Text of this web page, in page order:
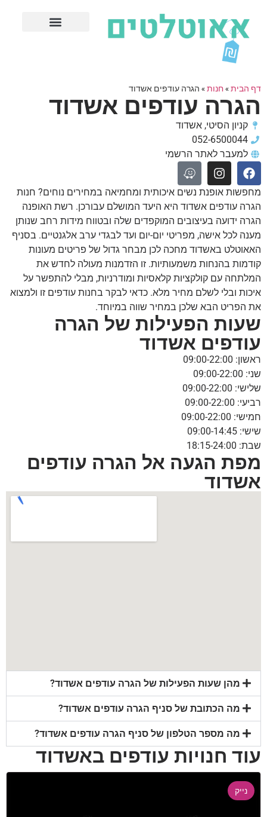
דף הבית» חנות» הגרה עודפים אשדוד
הגרה עודפים אשדוד
קניון הסיטי, אשדוד
052-6500044
למעבר לאתר הרשמי
מחפשות אופנת נשים איכותית ומחמיאה במחירים נוחים? חנות
הגרה עודפים אשדוד היא היעד המושלם עבורכן. רשת האופנה
הגרה ידועה בעיצובים המוקפדים שלה ובטווח מידות רחב שנותן
מענה לכל אישה, מפריטי יום-יום ועד לבגדי ערב אלגנטיים. בסניף
האאוטלט באשדוד מחכה לכן מבחר גדול של פריטים מעונות
קודמות בהנחות משמעותיות. זו הזדמנות מעולה לחדש את
המלתחה עם קולקציות קלאסיות ומודרניות, מבלי להתפשר על
איכות ובלי לשלם מחיר מלא. כדאי לבקר בחנות עודפים זו ולמצוא
את הפריט הבא שלכן במחיר שווה במיוחד.
שעות הפעילות של הגרה
עודפים אשדוד
ראשון: 09:00-22:00
שני: 09:00-22:00
שלישי: 09:00-22:00
רביעי: 09:00-22:00
חמישי: 09:00-22:00
שישי: 09:00-14:45
שבת: 18:15-24:00
מפת הגעה אל הגרה עודפים
אשדוד
מהן שעות הפעילות של הגרה עודפים אשדוד?
מה הכתובת של סניף הגרה עודפים אשדוד?
מה מספר הטלפון של סניף הגרה עודפים אשדוד?
עוד חנויות עודפים באשדוד
נייק